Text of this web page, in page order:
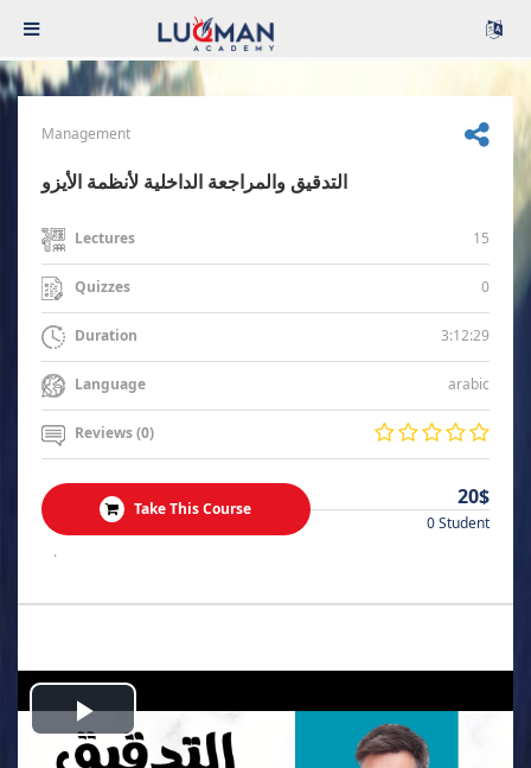
Management
التدقيق والمراجعة الداخلية لأنظمة الأيزو
Lectures 15
Quizzes 0
Duration 3:12:29
Language arabic
Reviews (0)
Take This Course 20$
0 Student
.
Play